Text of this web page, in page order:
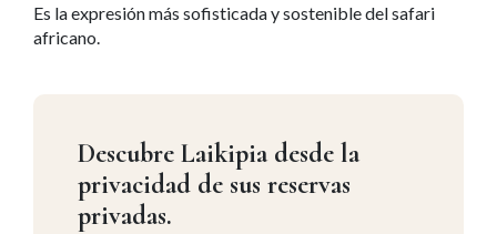
Es la expresión más sofisticada y sostenible del safari
africano.
Descubre Laikipia desde la
privacidad de sus reservas
privadas.